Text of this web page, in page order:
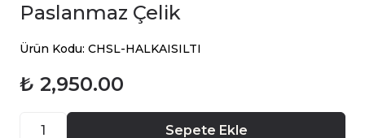
Paslanmaz Çelik
Ürün Kodu: CHSL-HALKAISILTI
₺ 2,950.00
Sepete Ekle